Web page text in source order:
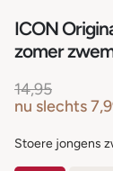
ICON
zomer
14,95
nu slechts
Stoere jongens